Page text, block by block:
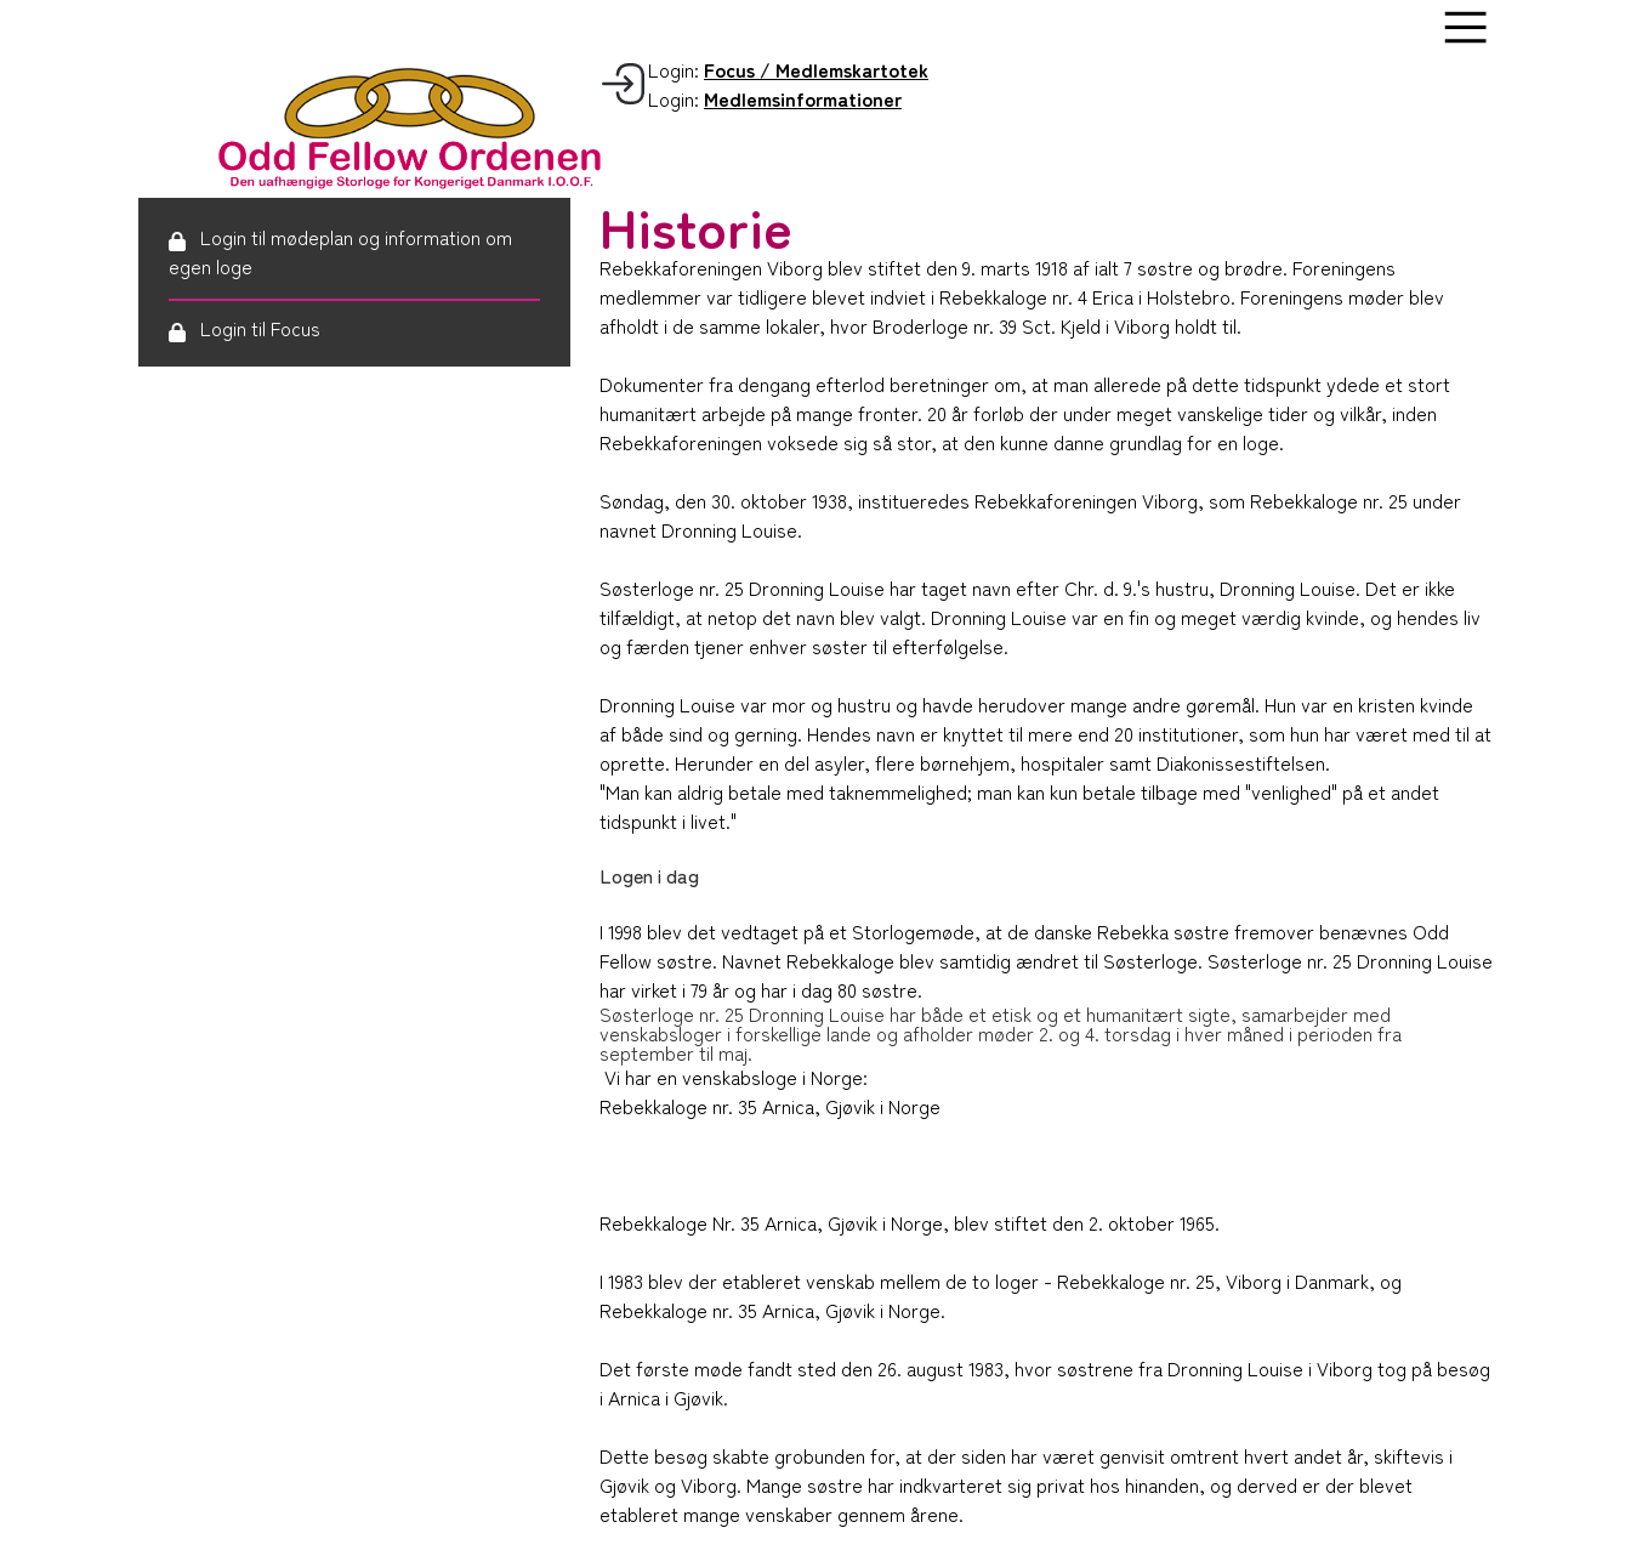
Login: Focus / Medlemskartotek
Login: Medlemsinformationer
Login til mødeplan og information om
egen loge
Login til Focus
Historie
Rebekkaforeningen Viborg blev stiftet den 9. marts 1918 af ialt 7 søstre og brødre. Foreningens
medlemmer var tidligere blevet indviet i Rebekkaloge nr. 4 Erica i Holstebro. Foreningens møder blev
afholdt i de samme lokaler, hvor Broderloge nr. 39 Sct. Kjeld i Viborg holdt til.
Dokumenter fra dengang efterlod beretninger om, at man allerede på dette tidspunkt ydede et stort
humanitært arbejde på mange fronter. 20 år forløb der under meget vanskelige tider og vilkår, inden
Rebekkaforeningen voksede sig så stor, at den kunne danne grundlag for en loge.
Søndag, den 30. oktober 1938, institueredes Rebekkaforeningen Viborg, som Rebekkaloge nr. 25 under
navnet Dronning Louise.
Søsterloge nr. 25 Dronning Louise har taget navn efter Chr. d. 9.'s hustru, Dronning Louise. Det er ikke
tilfældigt, at netop det navn blev valgt. Dronning Louise var en fin og meget værdig kvinde, og hendes liv
og færden tjener enhver søster til efterfølgelse.
Dronning Louise var mor og hustru og havde herudover mange andre gøremål. Hun var en kristen kvinde
af både sind og gerning. Hendes navn er knyttet til mere end 20 institutioner, som hun har været med til at
oprette. Herunder en del asyler, flere børnehjem, hospitaler samt Diakonissestiftelsen.
"Man kan aldrig betale med taknemmelighed; man kan kun betale tilbage med "venlighed" på et andet
tidspunkt i livet."
Logen i dag
I 1998 blev det vedtaget på et Storlogemøde, at de danske Rebekka søstre fremover benævnes Odd
Fellow søstre. Navnet Rebekkaloge blev samtidig ændret til Søsterloge. Søsterloge nr. 25 Dronning Louise
har virket i 79 år og har i dag 80 søstre.
Søsterloge nr. 25 Dronning Louise har både et etisk og et humanitært sigte, samarbejder med
venskabsloger i forskellige lande og afholder møder 2. og 4. torsdag i hver måned i perioden fra
september til maj.
Vi har en venskabsloge i Norge:
Rebekkaloge nr. 35 Arnica, Gjøvik i Norge
Rebekkaloge Nr. 35 Arnica, Gjøvik i Norge, blev stiftet den 2. oktober 1965.
I 1983 blev der etableret venskab mellem de to loger - Rebekkaloge nr. 25, Viborg i Danmark, og
Rebekkaloge nr. 35 Arnica, Gjøvik i Norge.
Det første møde fandt sted den 26. august 1983, hvor søstrene fra Dronning Louise i Viborg tog på besøg
i Arnica i Gjøvik.
Dette besøg skabte grobunden for, at der siden har været genvisit omtrent hvert andet år, skiftevis i
Gjøvik og Viborg. Mange søstre har indkvarteret sig privat hos hinanden, og derved er der blevet
etableret mange venskaber gennem årene.